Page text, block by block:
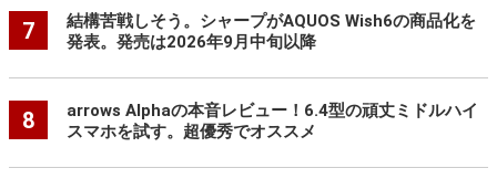
7
結構苦戦しそう。シャープがAQUOS Wish6の商品化を
発表。発売は2026年9月中旬以降
8
arrows Alphaの本音レビュー！6.4型の頑丈ミドルハイ
スマホを試す。超優秀でオススメ